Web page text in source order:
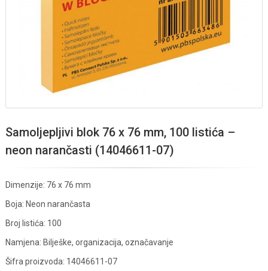
Samoljepljivi blok 76 x 76 mm, 100 listića –
neon narančasti (14046611-07)
Dimenzije: 76 x 76 mm
Boja: Neon narančasta
Broj listića: 100
Namjena: Bilješke, organizacija, označavanje
Šifra proizvoda: 14046611-07